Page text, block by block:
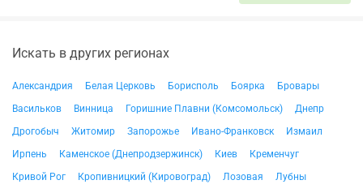
Искать в других регионах
Александрия Белая Церковь Борисполь Боярка
Бровары
Васильков
Винница Горишние Плавни (Комсомольск)
Днепр
Дрогобыч
Житомир Запорожье Ивано-Франковск
Измаил
Ирпень
Каменское (Днепродзержинск) Киев
Кременчуг
Кривой Рог
Кропивницкий (Кировоград) Лозовая
Лубны